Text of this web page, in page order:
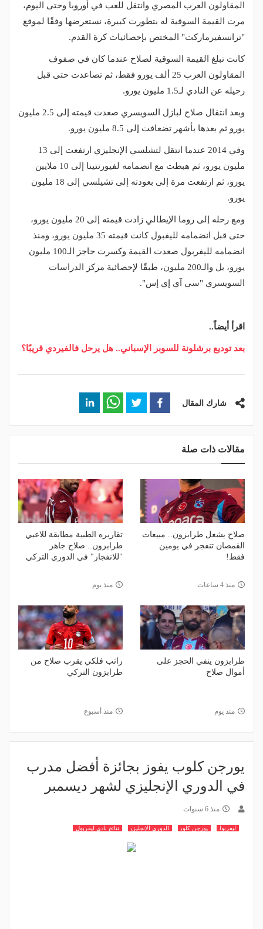
المقاولون العرب المصري وانتقل للعب في أوروبا وحتى اليوم،
مرت القيمة السوقية له بتطورت كبيرة، نستعرضها وفقًا لموقع
"ترانسفيرماركت" المختص بإحصائيات كرة القدم.
كانت تبلغ القيمة السوقية لصلاح عندما كان في صفوف
المقاولون العرب 25 ألف يورو فقط، ثم تصاعدت حتى قبل
رحيله عن النادي لـ1.5 مليون يورو.
وبعد انتقال صلاح لبازل السويسري صعدت قيمته إلى 2.5 مليون
يورو ثم بعدها بأشهر تضعافت إلى 8.5 مليون يورو.
وفي 2014 عندما انتقل لتشلسي الإنجليزي ارتفعت إلى 13
مليون يورو، ثم هبطت مع انضمامه لفيورنتينا إلى 10 ملايين
يورو، ثم ارتفعت مرة إلى بعودته إلى تشيلسي إلى 18 مليون
يورو.
ومع رحله إلى روما الإيطالي زادت قيمته إلى 20 مليون يورو،
حتى قبل انضمامه لليفبول كانت قيمته 35 مليون يورو، ومنذ
انضمامه لليفربول صعدت القيمة وكسرت حاجز الـ100 مليون
يورو، بل والـ200 مليون، طبقًا لإحصائية مركز الدراسات
السويسري "سي آي إي إس".
اقرأ أيضاً..
بعد توديع برشلونة للسوبر الإسباني.. هل يرحل فالفيردي قريبًا؟
شارك المقال
مقالات ذات صلة
صلاح يشعل طرابزون.. مبيعات
القمصان تنفجر في يومين
فقط!
منذ 4 ساعات
تقاريره الطبية مطابقة للاعبي
طرابزون.. صلاح جاهز
"للانفجار" في الدوري التركي
منذ يوم
طرابزون ينفي الحجز على
أموال صلاح
منذ يوم
راتب فلكي يقرب صلاح من
طرابزون التركي
منذ أسبوع
يورجن كلوب يفوز بجائزة أفضل مدرب
في الدوري الإنجليزي لشهر ديسمبر
منذ 6 سنوات
ليفربول يورجن كلوب الدوري الإنجليزي نتائج نادي ليفربول